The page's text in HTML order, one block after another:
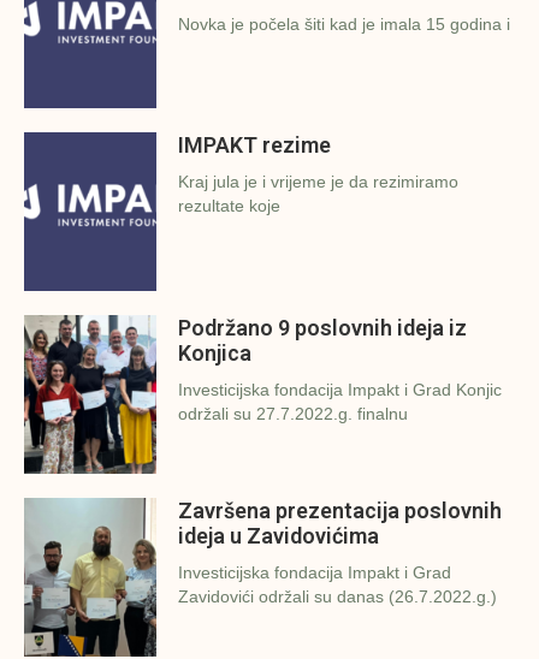
Novka je počela šiti kad je imala 15 godina i
IMPAKT rezime
Kraj jula je i vrijeme je da rezimiramo
rezultate koje
Podržano 9 poslovnih ideja iz
Konjica
Investicijska fondacija Impakt i Grad Konjic
održali su 27.7.2022.g. finalnu
Završena prezentacija poslovnih
ideja u Zavidovićima
Investicijska fondacija Impakt i Grad
Zavidovići održali su danas (26.7.2022.g.)